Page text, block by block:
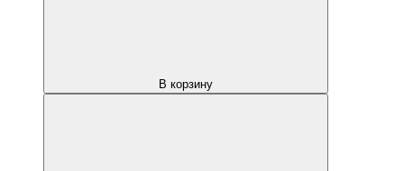
В корзину